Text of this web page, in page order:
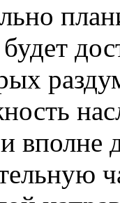
вполне